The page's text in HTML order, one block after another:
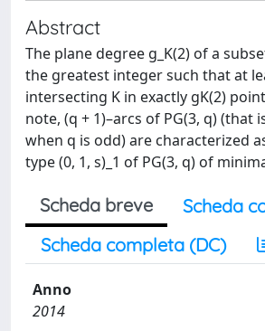
Abstract
The plane degree g_K(2) of a
the greatest integer such that at
intersecting K in exactly gK(2)
note, (q + 1)–arcs of PG(3, q) (that
when q is odd) are characterized
type (0, 1, s)_1 of PG(3, q) of
Scheda breve
Scheda
Scheda completa (DC)
Anno
2014